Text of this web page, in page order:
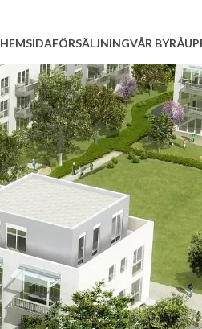
HEMSIDAFÖRSÄLJNINGVÅR BYRÅ